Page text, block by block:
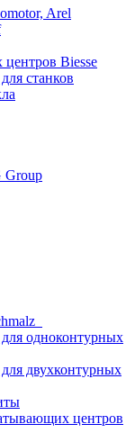
Arel
Biesse
станков
Group
одноконтурных
двухконтурных
центров